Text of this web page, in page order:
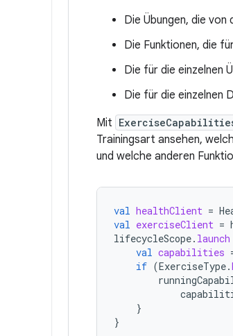
Die Übungen, die
Die Funktionen, die
Die für die einzelnen
Die für die einzelnen
Mit
Trainingsart ansehen,
und welche anderen
val healthClient =
val exerciseClient =
lifecycleScope. launch
val capabilities
if (ExerciseType.
}
}